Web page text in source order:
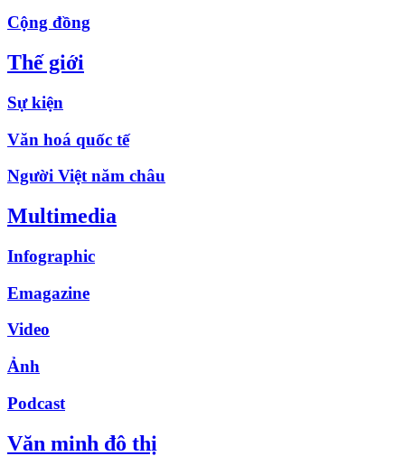
Cộng đồng
Thế giới
Sự kiện
Văn hoá quốc tế
Người Việt năm châu
Multimedia
Infographic
Emagazine
Video
Ảnh
Podcast
Văn minh đô thị